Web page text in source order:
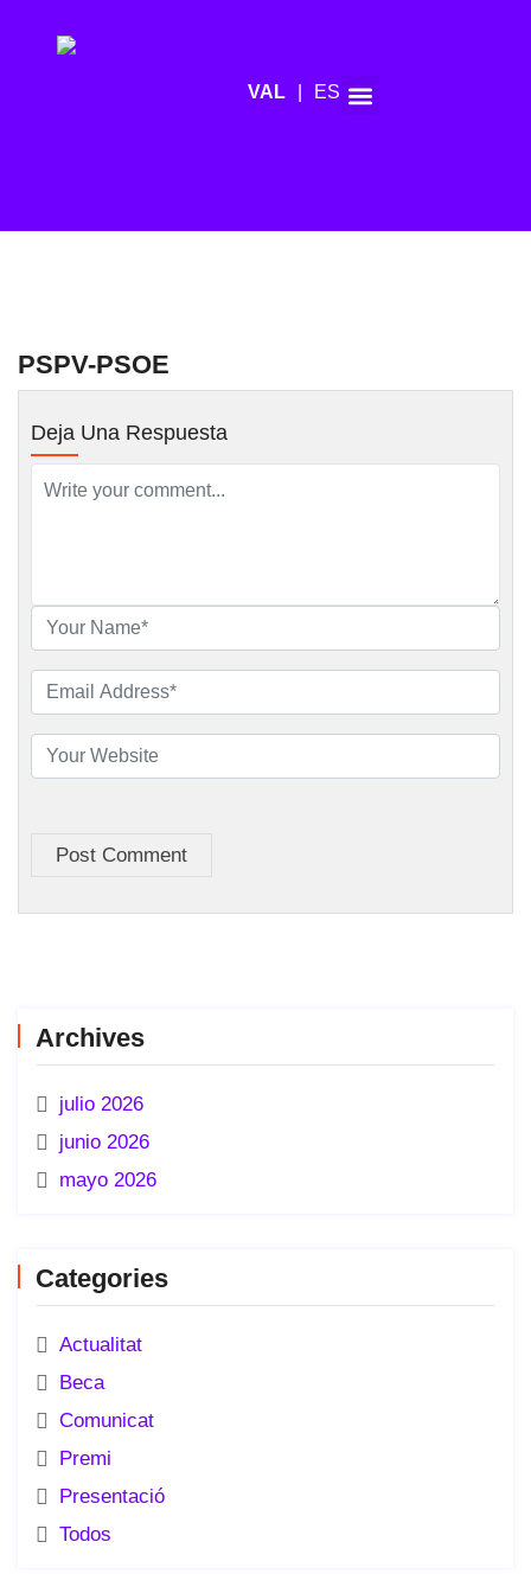
ES
PSPV-PSOE
Deja Una Respuesta
Post Comment
Archives
julio 2026
junio 2026
mayo 2026
Categories
Actualitat
Beca
Comunicat
Premi
Presentació
Todos